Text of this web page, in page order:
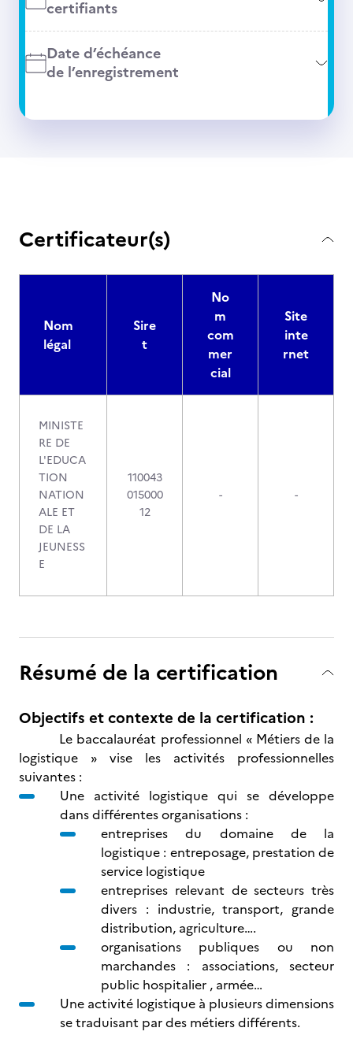
certifiants
Date d’échéance
de l’enregistrement
Certificateur(s)
Nom
légal
Sire
t
No
m
com
mer
cial
Site
inte
rnet
MINISTE
RE DE
L'EDUCA
TION
NATION
ALE ET
DE LA
JEUNESS
E
110043
015000
12
- -
Résumé de la certification
Objectifs et contexte de la certification :
Le baccalauréat professionnel « Métiers de la
logistique » vise les activités professionnelles
suivantes :
Une activité logistique qui se développe
dans différentes organisations :
entreprises du domaine de la
logistique : entreposage, prestation de
service logistique
entreprises relevant de secteurs très
divers : industrie, transport, grande
distribution, agriculture….
organisations publiques ou non
marchandes : associations, secteur
public hospitalier , armée…
Une activité logistique à plusieurs dimensions
se traduisant par des métiers différents.